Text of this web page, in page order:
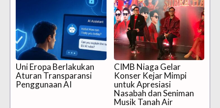
Uni Eropa Berlakukan
Aturan Transparansi
Penggunaan AI
CIMB Niaga Gelar
Konser Kejar Mimpi
untuk Apresiasi
Nasabah dan Seniman
Musik Tanah Air